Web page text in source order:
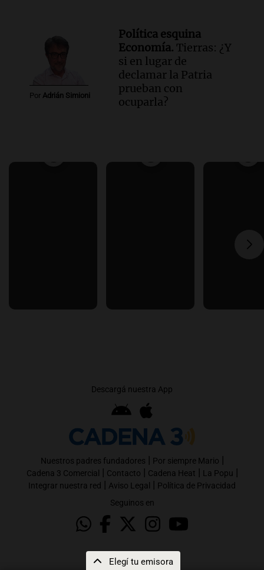
Elegí tu emisora
Por Adrián Simioni
Política esquina
Economía. Tierras: ¿Y
si en lugar de
declamar la Patria
prueban con
ocuparla?
Descargá nuestra App
Nuestros padres fundadores | Por siempre Mario |
Cadena 3 Comercial | Contacto | Cadena Heat | La Popu |
Integrar nuestra red | Aviso Legal | Política de Privacidad
Seguinos en